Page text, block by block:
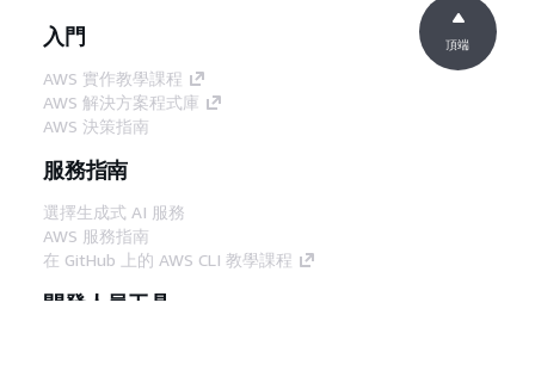
入門
AWS 實作教學課程
AWS 解決方案程式庫
AWS 決策指南
服務指南
選擇生成式 AI 服務
AWS 服務指南
在 GitHub 上的 AWS CLI 教學課程
開發人員工具
頂端